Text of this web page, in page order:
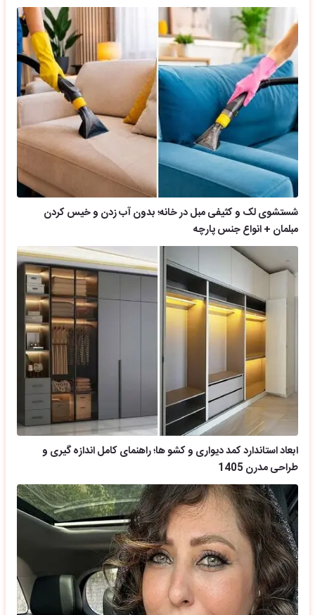
شستشوی لک و کثیفی مبل در خانه؛ بدون آب زدن و خیس کردن
مبلمان + انواع جنس پارچه
ابعاد استاندارد کمد دیواری و کشو ها؛ راهنمای کامل اندازه گیری و
طراحی مدرن 1405